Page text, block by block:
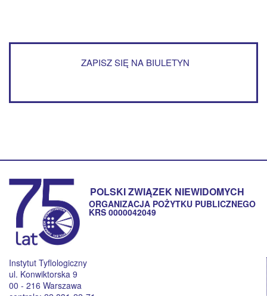
ZAPISZ SIĘ NA BIULETYN
POLSKI ZWIĄZEK NIEWIDOMYCH
ORGANIZACJA POŻYTKU PUBLICZNEGO
KRS 0000042049
Instytut Tyflologiczny
ul. Konwiktorska 9
00 - 216 Warszawa